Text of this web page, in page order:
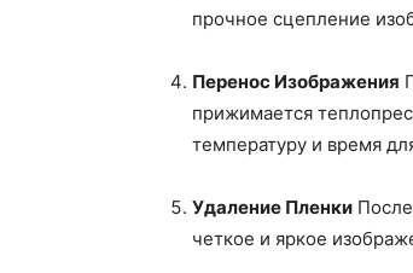
прочное сцепление
Перенос Изображения
прижимается
температуру и время
Удаление Пленки
четкое и яркое